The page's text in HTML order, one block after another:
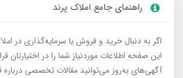
راهنمای جامع املاک پرند
اگر به دنبال خرید و فروش یا سرمایه‌گذاری در
این صفحه اطلاعات موردنیاز شما را در اختیارتان
آگهی‌های به‌روز می‌توانید مقالات تخصصی درباره